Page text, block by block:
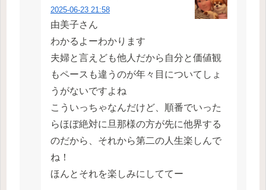
2025-06-23 21:58
由美子さん
わかるよーわかります
夫婦と言えども他人だから自分と価値観
もペースも違うのが年々目についてしょ
うがないですよね
こういっちゃなんだけど、順番でいった
らほぼ絶対に旦那様の方が先に他界する
のだから、それから第二の人生楽しんで
ね！
ほんとそれを楽しみにしててー